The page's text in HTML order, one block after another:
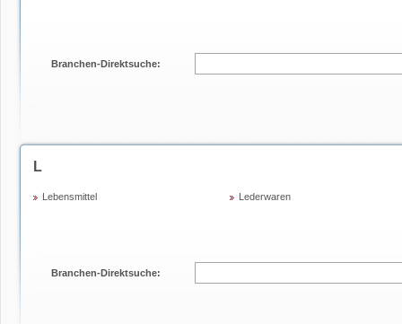
Branchen-Direktsuche:
L
Lebensmittel Lederwaren
Branchen-Direktsuche: